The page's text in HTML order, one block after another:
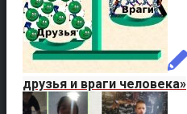
друзья и враги человека»